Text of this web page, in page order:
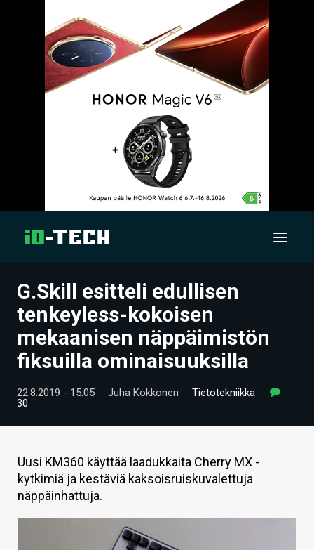
UUTISET
ARTIKKELIT
VIDEOT
TECHBBS
KAUPPA
G.Skill esitteli edullisen
tenkeyless-kokoisen
mekaanisen näppäimistön
fiksuilla ominaisuuksilla
22.8.2019 - 15:05 Juha Kokkonen
Tietotekniikka
30
Uusi KM360 käyttää laadukkaita Cherry MX -
kytkimiä ja kestäviä kaksoisruiskuvalettuja
näppäinhattuja.